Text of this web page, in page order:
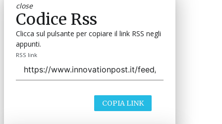
close
Codice Rss
Clicca sul pulsante per copiare il link RSS negli
appunti.
RSS link
COPIA LINK